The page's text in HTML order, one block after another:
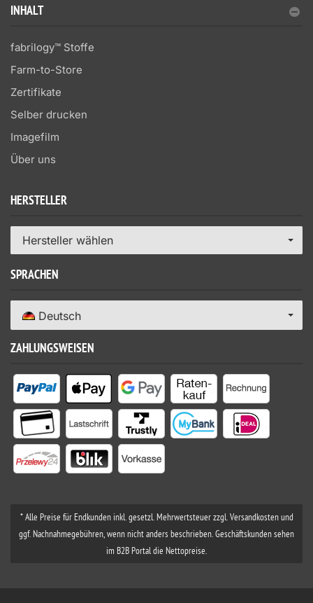
INHALT
fabrilogy™ Stoffe
Farm-to-Store
Zertifikate
Selber drucken
Imagefilm
Über uns
HERSTELLER
Hersteller wählen
SPRACHEN
Deutsch
ZAHLUNGSWEISEN
* Alle Preise für Endkunden inkl. gesetzl. Mehrwertsteuer zzgl. Versandkosten und
ggf. Nachnahmegebühren, wenn nicht anders beschrieben. Geschäftskunden sehen
im B2B Portal die Nettopreise.